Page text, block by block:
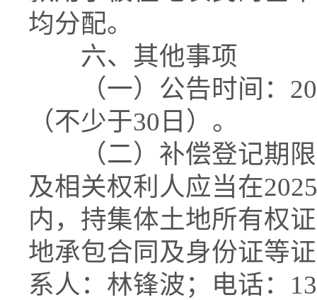
均分配。
六、其他事项
（一）公告时间：
（不少于30日）。
（二）补偿登记期限
及相关权利人应当在
内，持集体土地所有权
地承包合同及身份证等
系人：林锋波；电话：